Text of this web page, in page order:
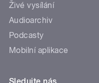
Živé vysílání
Audioarchiv
Podcasty
Mobilní aplikace